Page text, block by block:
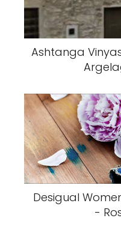
Ashtanga
Desigual
-